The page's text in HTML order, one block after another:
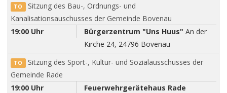
TO Sitzung des Bau-, Ordnungs- und
Kanalisationsauschusses der Gemeinde Bovenau
19:00 Uhr
Bürgerzentrum "Uns Huus" An der
Kirche 24, 24796 Bovenau
TO Sitzung des Sport-, Kultur- und Sozialausschusses der
Gemeinde Rade
19:00 Uhr
Feuerwehrgerätehaus Rade